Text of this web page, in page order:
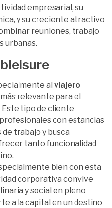
empresarial, su
y su creciente atractivo
reuniones, trabajo
urbanas.
al viajero
relevante para el
tipo de cliente
con estancias
de trabajo y busca
tanto funcionalidad
bien con esta
corporativa convive
y social en pleno
a la capital en un destino